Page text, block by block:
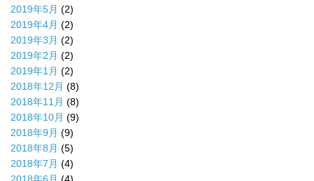
2019年5月 (2)
2019年4月 (2)
2019年3月 (2)
2019年2月 (2)
2019年1月 (2)
2018年12月 (8)
2018年11月 (8)
2018年10月 (9)
2018年9月 (9)
2018年8月 (5)
2018年7月 (4)
2018年6月 (4)